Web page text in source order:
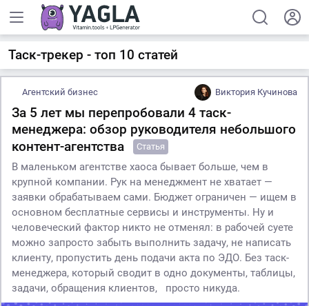
Таск-трекер - топ 10 статей
Агентский бизнес Виктория Кучинова
За 5 лет мы перепробовали 4 таск-
менеджера: обзор руководителя небольшого
контент-агентства
Статья
В маленьком агентстве хаоса бывает больше, чем в
крупной компании. Рук на менеджмент не хватает —
заявки обрабатываем сами. Бюджет ограничен — ищем в
основном бесплатные сервисы и инструменты. Ну и
человеческий фактор никто не отменял: в рабочей суете
можно запросто забыть выполнить задачу, не написать
клиенту, пропустить день подачи акта по ЭДО. Без таск-
менеджера, который сводит в одно документы, таблицы,
задачи, обращения клиентов, просто никуда.